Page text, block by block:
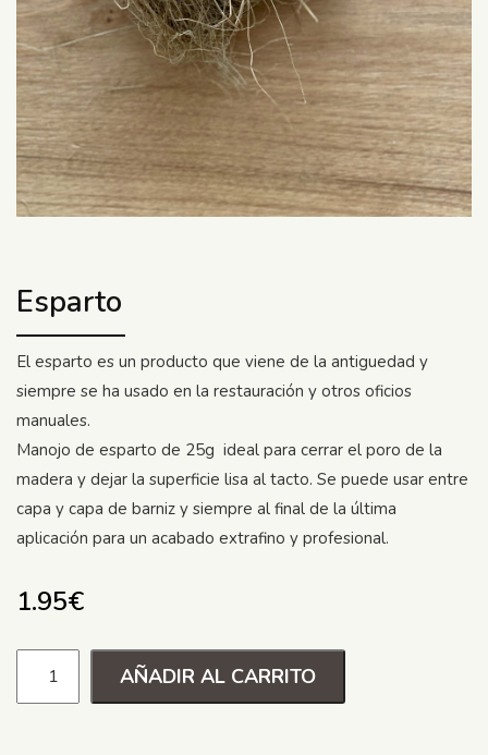
Esparto
El esparto es un producto que viene de la antiguedad y
siempre se ha usado en la restauración y otros oficios
manuales.
Manojo de esparto de 25g ideal para cerrar el poro de la
madera y dejar la superficie lisa al tacto. Se puede usar entre
capa y capa de barniz y siempre al final de la última
aplicación para un acabado extrafino y profesional.
1.95€
AÑADIR AL CARRITO